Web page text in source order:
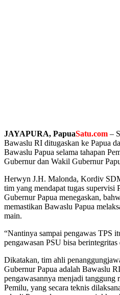
JAYAPURA, PapuaSatu.com –
Bawaslu RI ditugaskan ke Papua
Bawaslu Papua selama tahapan
Gubernur dan Wakil Gubernur
Herwyn J.H. Malonda, Kordiv
tim yang mendapat tugas supervisi
Gubernur Papua menegaskan,
memastikan Bawaslu Papua
main.
“Nantinya sampai pengawas TPS
pengawasan PSU bisa
Dikatakan, tim ahli
Gubernur Papua adalah Bawaslu
pengawasannya menjadi tanggung
Pemilu, yang secara teknis